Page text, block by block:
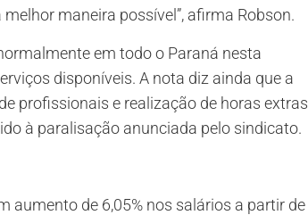
maneira possível”, afirma Robson.
em todo o Paraná nesta
disponíveis. A nota diz ainda que a
profissionais e realização de horas extras
à paralisação anunciada pelo sindicato.
aumento de 6,05% nos salários a partir de